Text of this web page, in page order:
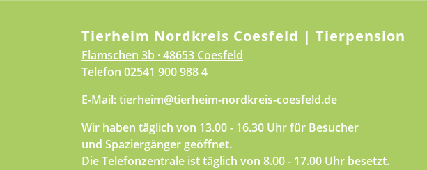
Tierheim Nordkreis Coesfeld | Tierpension
Flamschen 3b · 48653 Coesfeld
Telefon 02541 900 988 4
E-Mail:tierheim@tierheim-nordkreis-coesfeld.de
Wir haben täglich von 13.00 - 16.30 Uhr für Besucher
und Spaziergänger geöffnet.
Die Telefonzentrale ist täglich von 8.00 - 17.00 Uhr besetzt.